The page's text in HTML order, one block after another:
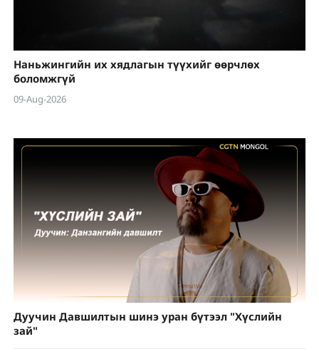
Наньжингийн их хядлагын түүхийг өөрчлөх
боломжгүй
09-Aug-2026
Дуучин Давшилтын шинэ уран бүтээл "Хүслийн
зай"